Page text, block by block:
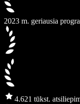
2023 m. geriausia
4.621 tūkst.